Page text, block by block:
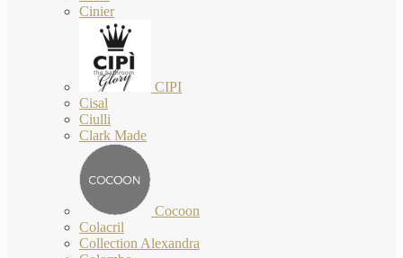
Cinier
CIPI
Cisal
Ciulli
Clark Made
Cocoon
Colacril
Collection Alexandra